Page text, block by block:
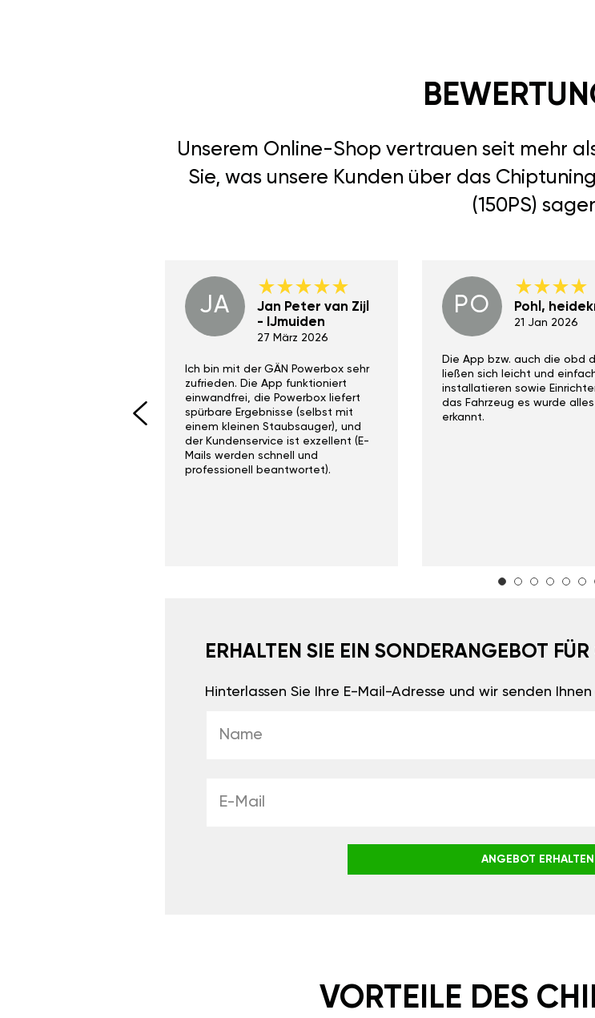
Unserem Online-Shop vertrauen seit mehr
Sie, was unsere Kunden über das
(150PS)
JA
Jan Peter van Zijl
- IJmuiden
27 März 2026
Ich bin mit der GÄN Powerbox sehr
zufrieden. Die App funktioniert
einwandfrei, die Powerbox liefert
spürbare Ergebnisse (selbst mit
einem kleinen Staubsauger), und
der Kundenservice ist exzellent (E-
Mails werden schnell und
professionell beantwortet).
PO Pohl,
21 Jan 2026
Die App bzw. auch die obd
ließen sich leicht und
installatieren sowie
das Fahrzeug es wurde
erkannt.
ERHALTEN SIE EIN SONDERANGEBOT
Hinterlassen Sie Ihre E-Mail-Adresse und wir senden
ANGEBOT ERHALTEN
VORTEILE DES